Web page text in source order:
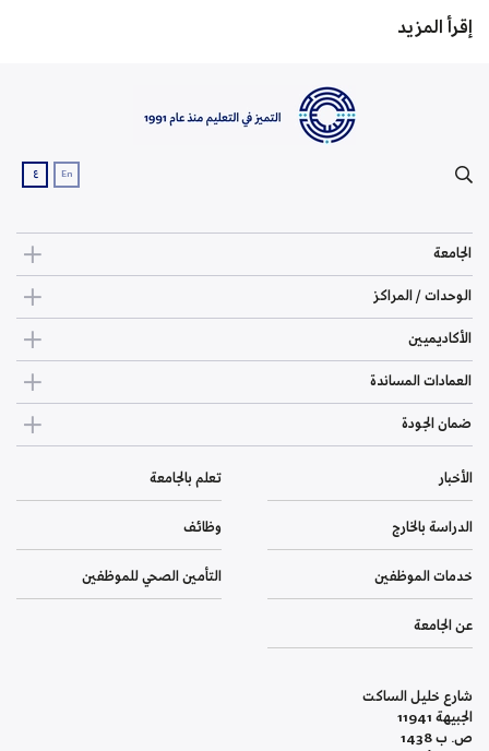
إقرأ المزيد
En ع
الجامعة
الوحدات / المراكز
الأكاديميين
العمادات المساندة
ضمان الجودة
الأخبار تعلم بالجامعة
الدراسة بالخارج وظائف
خدمات الموظفين التأمين الصحي للموظفين
عن الجامعة
شارع خليل الساكت
الجبيهة 11941
ص. ب 1438